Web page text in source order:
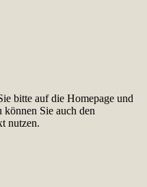
bitte auf die Homepage und
Sie auch den
nutzen.